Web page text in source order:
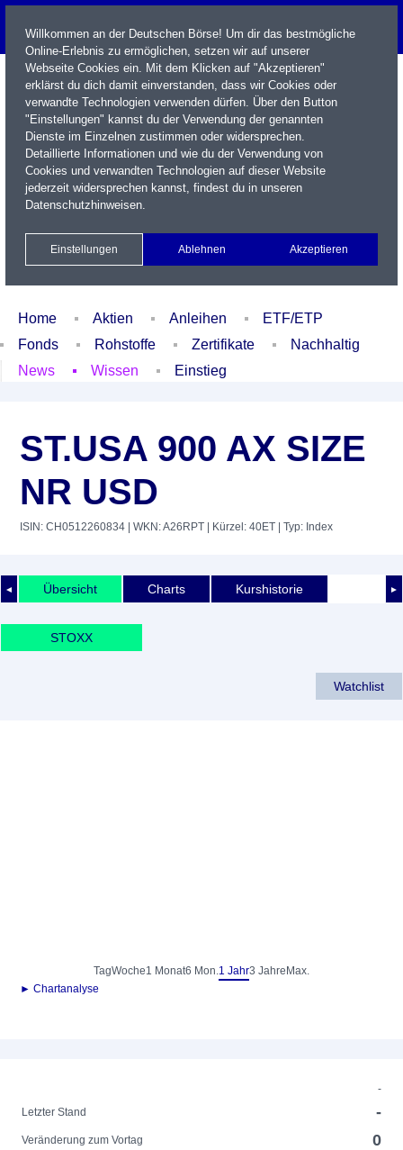
Name / WKN / ISIN / Kürzel
Xetra Realtime
Watchlist Portfolio Login
Home Aktien Anleihen
ETF/ETP
Fonds
Rohstoffe Zertifikate
Nachhaltig
News
Wissen Einstieg
ST.USA 900 AX SIZE
NR USD
ISIN: CH0512260834 | WKN: A26RPT | Kürzel: 40ET | Typ: Index
◄ ►
Übersicht Charts Kurshistorie
STOXX
Watchlist
TagWoche1 Monat6 Mon.1 Jahr3 Jahre Max.
► Chartanalyse
-
Letzter Stand
-
Veränderung zum Vortag 0
Willkommen an der Deutschen Börse! Um dir das bestmögliche
Online-Erlebnis zu ermöglichen, setzen wir auf unserer
Webseite Cookies ein. Mit dem Klicken auf "Akzeptieren"
erklärst du dich damit einverstanden, dass wir Cookies oder
verwandte Technologien verwenden dürfen. Über den Button
"Einstellungen" kannst du der Verwendung der genannten
Dienste im Einzelnen zustimmen oder widersprechen.
Detaillierte Informationen und wie du der Verwendung von
Cookies und verwandten Technologien auf dieser Website
jederzeit widersprechen kannst, findest du in unseren
Datenschutzhinweisen.
Einstellungen Ablehnen Akzeptieren